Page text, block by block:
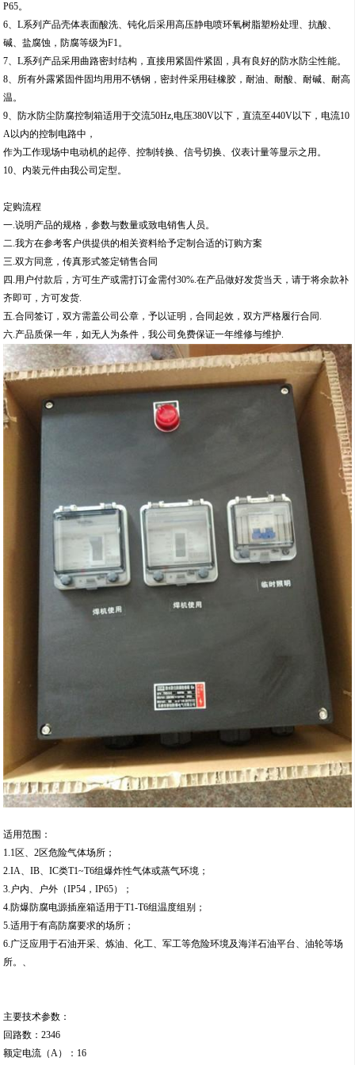
P65。
6、L系列产品壳体表面酸洗、钝化后采用高压静电喷环氧树脂塑粉处理、抗酸、
碱、盐腐蚀，防腐等级为F1。
7、L系列产品采用曲路密封结构，直接用紧固件紧固，具有良好的防水防尘性能。
8、所有外露紧固件固均用用不锈钢，密封件采用硅橡胶，耐油、耐酸、耐碱、耐高
温。
9、防水防尘防腐控制箱适用于交流50Hz,电压380V以下，直流至440V以下，电流10
A以内的控制电路中，
作为工作现场中电动机的起停、控制转换、信号切换、仪表计量等显示之用。
10、内装元件由我公司定型。
定购流程
一.说明产品的规格，参数与数量或致电销售人员。
二.我方在参考客户供提供的相关资料给予定制合适的订购方案
三.双方同意，传真形式签定销售合同
四.用户付款后，方可生产或需打订金需付30%.在产品做好发货当天，请于将余款补
齐即可，方可发货.
五.合同签订，双方需盖公司公章，予以证明，合同起效，双方严格履行合同.
六.产品质保一年，如无人为条件，我公司免费保证一年维修与维护.
适用范围：
1.1区、2区危险气体场所；
2.IA、IB、IC类T1~T6组爆炸性气体或蒸气环境；
3.户内、户外（IP54，IP65）；
4.防爆防腐电源插座箱适用于T1-T6组温度组别；
5.适用于有高防腐要求的场所；
6.广泛应用于石油开采、炼油、化工、军工等危险环境及海洋石油平台、油轮等场
所。、
主要技术参数：
回路数：2346
额定电流（A）：16